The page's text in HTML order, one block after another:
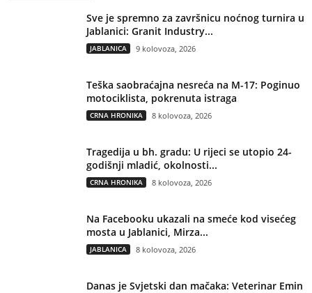
Sve je spremno za završnicu noćnog turnira u
Jablanici: Granit Industry...
JABLANICA 9 kolovoza, 2026
Teška saobraćajna nesreća na M-17: Poginuo
motociklista, pokrenuta istraga
CRNA HRONIKA 8 kolovoza, 2026
Tragedija u bh. gradu: U rijeci se utopio 24-
godišnji mladić, okolnosti...
CRNA HRONIKA 8 kolovoza, 2026
Na Facebooku ukazali na smeće kod visećeg
mosta u Jablanici, Mirza...
JABLANICA 8 kolovoza, 2026
Danas je Svjetski dan mačaka: Veterinar Emin